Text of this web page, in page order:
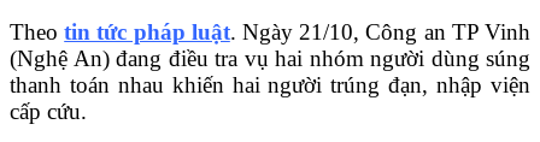
Theotin tức pháp luật. Ngày 21/10, Công an TP Vinh
(Nghệ An) đang điều tra vụ hai nhóm người dùng súng
thanh toán nhau khiến hai người trúng đạn, nhập viện
cấp cứu.